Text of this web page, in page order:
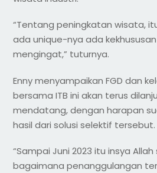
“Tentang peningkatan wisata,
ada unique-nya ada
mengingat,” tuturnya.
Enny menyampaikan FGD dan
bersama ITB ini akan terus
mendatang, dengan harapan
hasil dari solusi selektif tersebut.
“Sampai Juni 2023 itu insya
bagaimana penanggulangan